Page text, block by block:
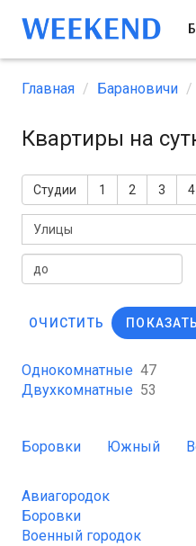
Главная Барановичи
Квартиры на
Студии 1 2 3
Улицы
ОЧИСТИТЬ
Однокомнатные 47
Двухкомнатные 53
Боровки Южный
Авиагородок
Боровки
Военный городок